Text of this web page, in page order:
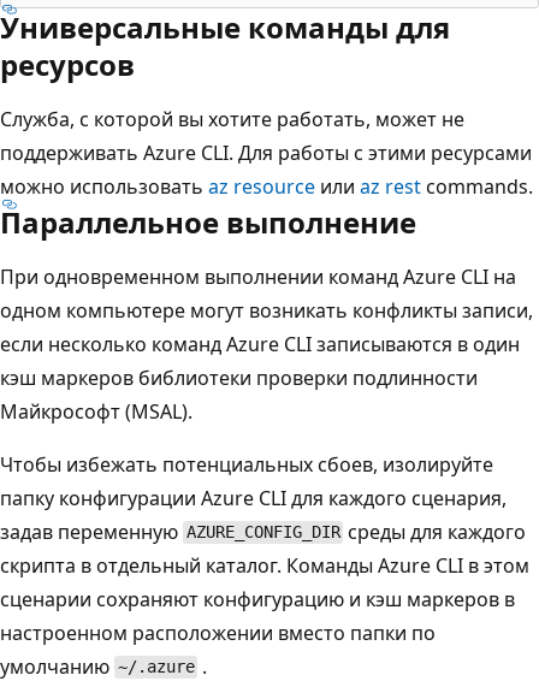
Универсальные команды для
ресурсов
Служба, с которой вы хотите работать, может не
поддерживать Azure CLI. Для работы с этими ресурсами
можно использовать az resource или az restcommands.
Параллельное выполнение
При одновременном выполнении команд Azure CLI на
одном компьютере могут возникать конфликты записи,
если несколько команд Azure CLI записываются в один
кэш маркеров библиотеки проверки подлинности
Майкрософт (MSAL).
Чтобы избежать потенциальных сбоев, изолируйте
папку конфигурации Azure CLI для каждого сценария,
задав переменную AZURE_CONFIG_DIR среды для каждого
скрипта в отдельный каталог. Команды Azure CLI в этом
сценарии сохраняют конфигурацию и кэш маркеров в
настроенном расположении вместо папки по
умолчанию ~/.azure .